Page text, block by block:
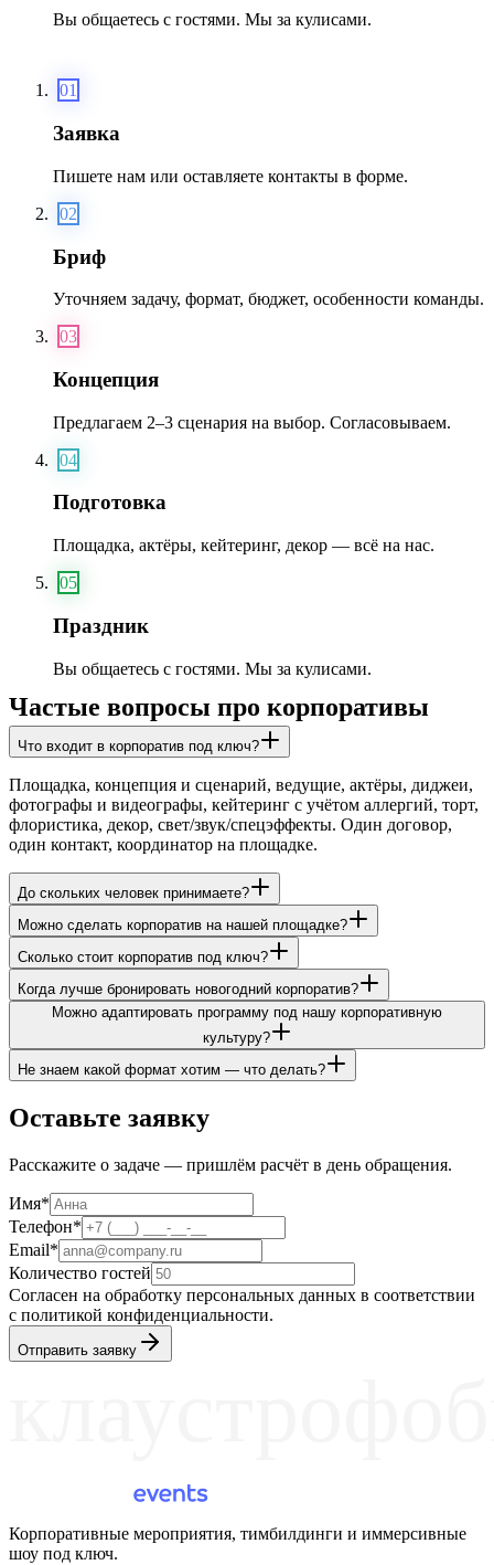
Вы общаетесь с гостями. Мы за кулисами.
01
Заявка
Пишете нам или оставляете контакты в форме.
02
Бриф
Уточняем задачу, формат, бюджет, особенности команды.
03
Концепция
Предлагаем 2–3 сценария на выбор. Согласовываем.
04
Подготовка
Площадка, актёры, кейтеринг, декор — всё на нас.
05
Праздник
Вы общаетесь с гостями. Мы за кулисами.
Частые вопросы про корпоративы
Что входит в корпоратив под ключ?
Площадка, концепция и сценарий, ведущие, актёры, диджеи,
фотографы и видеографы, кейтеринг с учётом аллергий, торт,
флористика, декор, свет/звук/спецэффекты. Один договор,
один контакт, координатор на площадке.
До скольких человек принимаете?
Можно сделать корпоратив на нашей площадке?
Сколько стоит корпоратив под ключ?
Когда лучше бронировать новогодний корпоратив?
Можно адаптировать программу под нашу корпоративную
культуру?
Не знаем какой формат хотим — что делать?
Оставьте заявку
Расскажите о задаче — пришлём расчёт в день обращения.
Имя*
Телефон*
Email*
Количество гостей
Согласен на обработку персональных данных в соответствии
с политикой конфиденциальности.
Отправить заявку
Корпоративные мероприятия, тимбилдинги и иммерсивные
шоу под ключ.